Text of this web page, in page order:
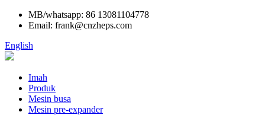
MB/whatsapp: 86 13081104778
Email: frank@cnzheps.com
English
Imah
Produk
Mesin busa
Mesin pre-expander